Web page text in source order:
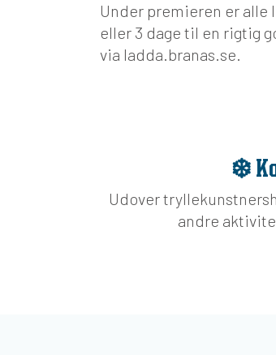
Under premieren er alle
eller 3 dage til en rigtig
via ladda.branas.se.
❄️
Udover
andre